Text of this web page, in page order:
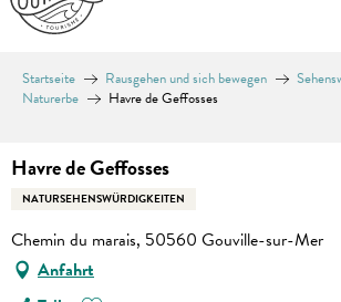
Startseite Rausgehen und sich bewegen
Naturerbe
Havre de Geffosses
Havre de Geffosses
NATURSEHENSWÜRDIGKEITEN
Chemin du marais, 50560 Gouville-sur-Mer
Anfahrt